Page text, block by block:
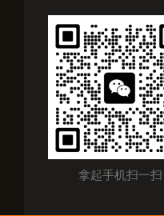
拿起手机扫一扫